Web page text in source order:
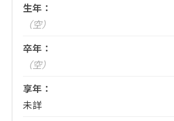
生年：
（空）
卒年：
（空）
享年：
未詳